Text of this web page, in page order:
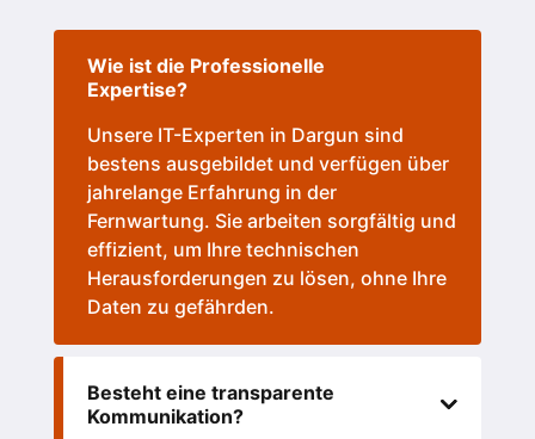
Wie ist die Professionelle
Expertise?
Unsere IT-Experten in Dargun sind
bestens ausgebildet und verfügen über
jahrelange Erfahrung in der
Fernwartung. Sie arbeiten sorgfältig und
effizient, um Ihre technischen
Herausforderungen zu lösen, ohne Ihre
Daten zu gefährden.
Besteht eine transparente
Kommunikation?